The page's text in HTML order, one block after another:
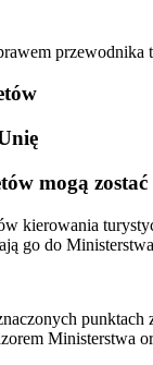
przewodnika
mogą
kierowania
go do
Ministerstwa